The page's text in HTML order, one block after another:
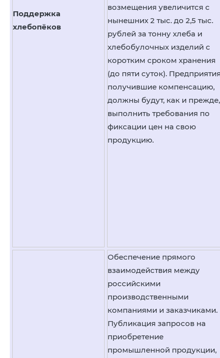
Поддержка
хлебопёков
возмещения увеличится с
нынешних 2 тыс. до 2,5 тыс.
рублей за тонну хлеба и
хлебобулочных изделий с
коротким сроком хранения
(до пяти суток).
получившие компенсацию,
должны будут, как и прежде,
выполнить требования по
фиксации цен на свою
продукцию.
Обеспечение прямого
взаимодействия между
российскими
производственными
компаниями и заказчиками.
Публикация запросов на
приобретение
промышленной продукции,